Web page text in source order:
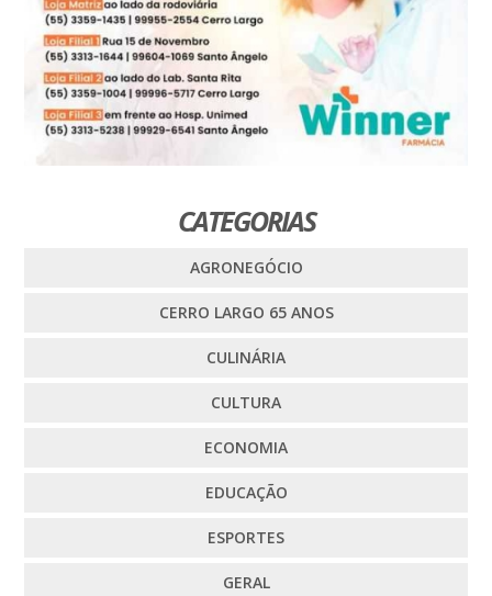
CATEGORIAS
AGRONEGÓCIO
CERRO LARGO 65 ANOS
CULINÁRIA
CULTURA
ECONOMIA
EDUCAÇÃO
ESPORTES
GERAL